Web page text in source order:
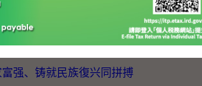
强、铸就民族復兴同拼搏